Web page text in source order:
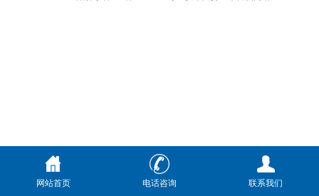
网站首页 电话咨询 联系我们